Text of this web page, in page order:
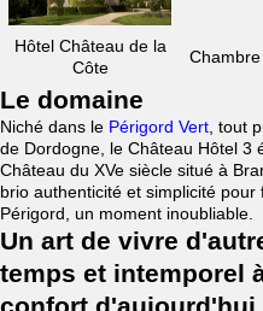
Hôtel Château de la
Côte
Le domaine
Niché dans le Périgord Vert , tout
de Dordogne, le Château Hôtel 3
Château du XVe siècle situé à
brio authenticité et simplicité
Périgord, un moment inoubliable.
Un art de vivre
temps et intemporel